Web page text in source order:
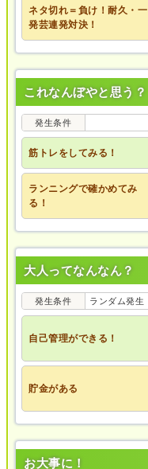
ネタ切れ＝負け！耐久・一
発芸連発対決！
これなんぼやと思う？
発生条件
筋トレをしてみる！
ランニングで確かめてみ
る！
大人ってなんなん？
発生条件 ランダム発生
自己管理ができる！
貯金がある
お大事に！